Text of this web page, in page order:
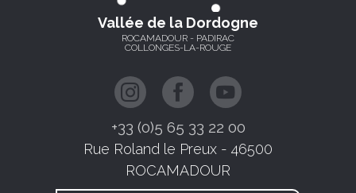
Vallée de la Dordogne
ROCAMADOUR - PADIRAC
COLLONGES-LA-ROUGE
+33 (0)5 65 33 22 00
Rue Roland le Preux - 46500
ROCAMADOUR